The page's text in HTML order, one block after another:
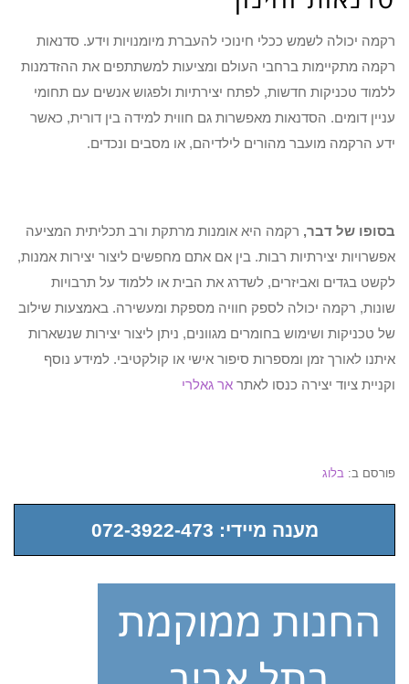
רקמה יכולה לשמש ככלי חינוכי להעברת מיומנויות וידע. סדנאות
רקמה מתקיימות ברחבי העולם ומציעות למשתתפים את ההזדמנות
ללמוד טכניקות חדשות, לפתח יצירתיות ולפגוש אנשים עם תחומי
עניין דומים. הסדנאות מאפשרות גם חווית למידה בין דורית, כאשר
ידע הרקמה מועבר מהורים לילדיהם, או מסבים ונכדים.
בסופו של דבר, רקמה היא אומנות מרתקת ורב תכליתית המציעה
אפשרויות יצירתיות רבות. בין אם אתם מחפשים ליצור יצירות אמנות,
לקשט בגדים ואביזרים, לשדרג את הבית או ללמוד על תרבויות
שונות, רקמה יכולה לספק חוויה מספקת ומעשירה. באמצעות שילוב
של טכניקות ושימוש בחומרים מגוונים, ניתן ליצור יצירות שנשארות
איתנו לאורך זמן ומספרות סיפור אישי או קולקטיבי. למידע נוסף
וקניית ציוד יצירה כנסו לאתר אר גאלרי
פורסם ב: בלוג
מענה מיידי: 072-3922-473